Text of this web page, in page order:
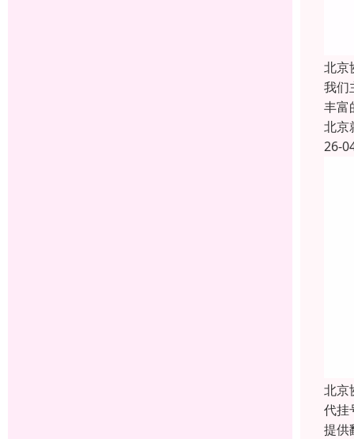
北京
我们
丰富
北京
26-
北京
代挂
提供